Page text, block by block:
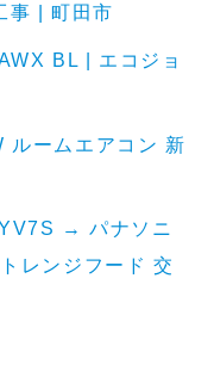
事 | 町田市
BL | エコジョ
ルームエアコン 新
→ パナソニ
レンジフード 交